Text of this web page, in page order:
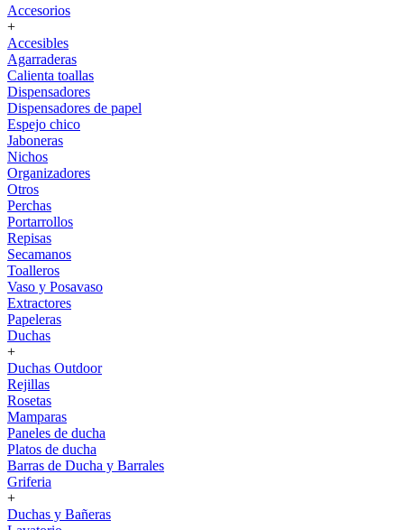
Accesorios
+
Accesibles
Agarraderas
Calienta toallas
Dispensadores
Dispensadores de papel
Espejo chico
Jaboneras
Nichos
Organizadores
Otros
Perchas
Portarrollos
Repisas
Secamanos
Toalleros
Vaso y Posavaso
Extractores
Papeleras
Duchas
+
Duchas Outdoor
Rejillas
Rosetas
Mamparas
Paneles de ducha
Platos de ducha
Barras de Ducha y Barrales
Griferia
+
Duchas y Bañeras